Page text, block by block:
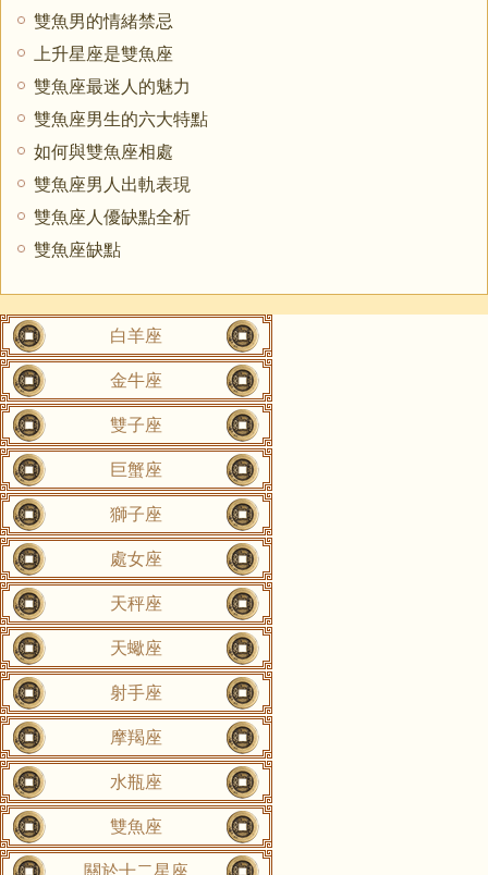
雙魚男的情緒禁忌
上升星座是雙魚座
雙魚座最迷人的魅力
雙魚座男生的六大特點
如何與雙魚座相處
雙魚座男人出軌表現
雙魚座人優缺點全析
雙魚座缺點
白羊座
金牛座
雙子座
巨蟹座
獅子座
處女座
天秤座
天蠍座
射手座
摩羯座
水瓶座
雙魚座
關於十二星座